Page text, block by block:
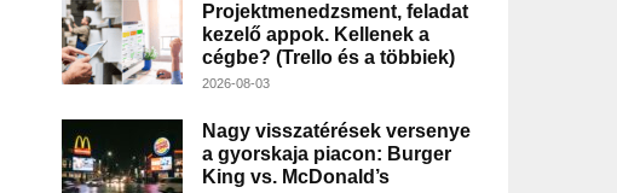
Projektmenedzsment, feladat
kezelő appok. Kellenek a
cégbe? (Trello és a többiek)
2026-08-03
Nagy visszatérések versenye
a gyorskaja piacon: Burger
King vs. McDonald’s